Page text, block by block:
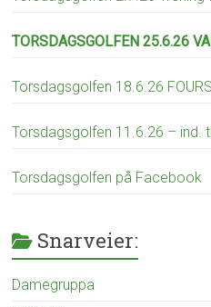
TORSDAGSGOLFEN 25.6.26
Torsdagsgolfen 18.6.26
Torsdagsgolfen 11.6.26 – ind.
Torsdagsgolfen på Facebook
Snarveier:
Damegruppa